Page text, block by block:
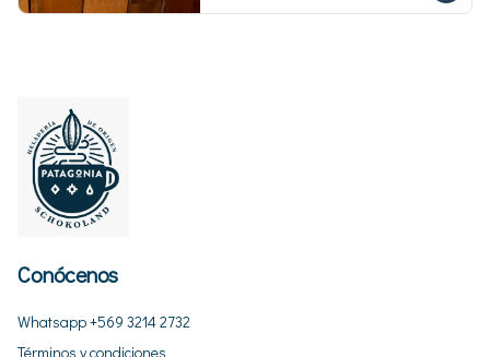
Conócenos
Whatsapp +569 3214 2732
Términos y condiciones